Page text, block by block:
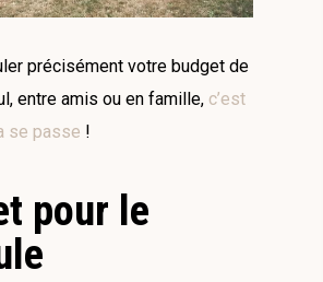
précisément votre budget de
entre amis ou en famille, c’est
se passe !
pour le